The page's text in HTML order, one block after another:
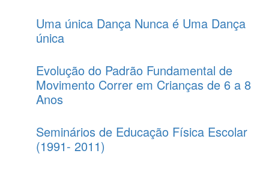
Uma única Dança Nunca é Uma Dança
única
Evolução do Padrão Fundamental de
Movimento Correr em Crianças de 6 a 8
Anos
Seminários de Educação Física Escolar
(1991- 2011)